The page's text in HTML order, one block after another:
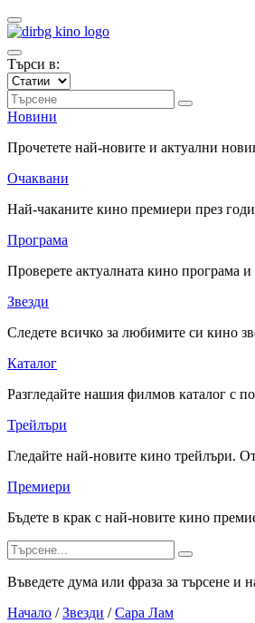
Търси в:
Новини
Прочетете най-новите и актуални
Очаквани
Най-чаканите кино премиери през
Програма
Проверете актуалната кино програма
Звезди
Следете всичко за любимите си кино
Каталог
Разгледайте нашия филмов каталог с
Трейлъри
Гледайте най-новите кино трейлъри.
Премиери
Бъдете в крак с най-новите кино
Въведете дума или фраза за търсене и
Начало / Звезди / Сара Лам